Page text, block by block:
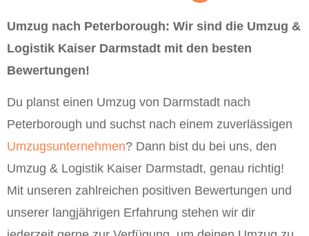
Umzug nach Peterborough: Wir sind die Umzug &
Logistik Kaiser Darmstadt mit den besten
Bewertungen!
Du planst einen Umzug von Darmstadt nach
Peterborough und suchst nach einem zuverlässigen
Umzugsunternehmen? Dann bist du bei uns, den
Umzug & Logistik Kaiser Darmstadt, genau richtig!
Mit unseren zahlreichen positiven Bewertungen und
unserer langjährigen Erfahrung stehen wir dir